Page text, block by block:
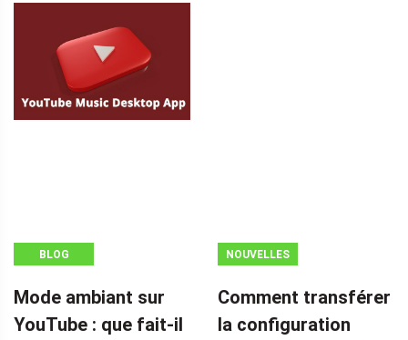
BLOG
Mode ambiant sur
YouTube : que fait-il
NOUVELLES
Comment transférer
la configuration